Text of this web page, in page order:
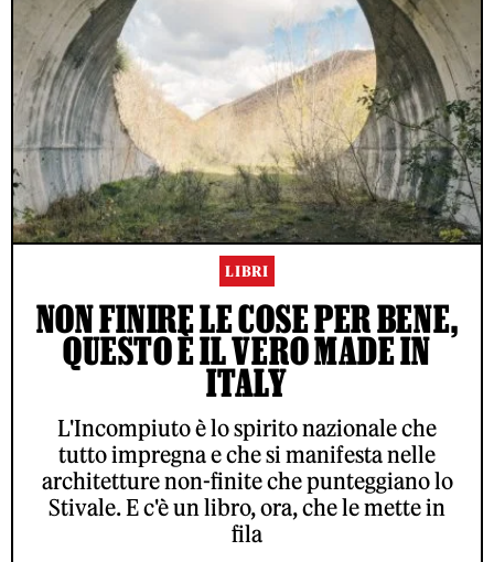
LIBRI
NON FINIRE LE COSE PER BENE,
QUESTO È IL VERO MADE IN
ITALY
L'Incompiuto è lo spirito nazionale che
tutto impregna e che si manifesta nelle
architetture non-finite che punteggiano lo
Stivale. E c'è un libro, ora, che le mette in
fila